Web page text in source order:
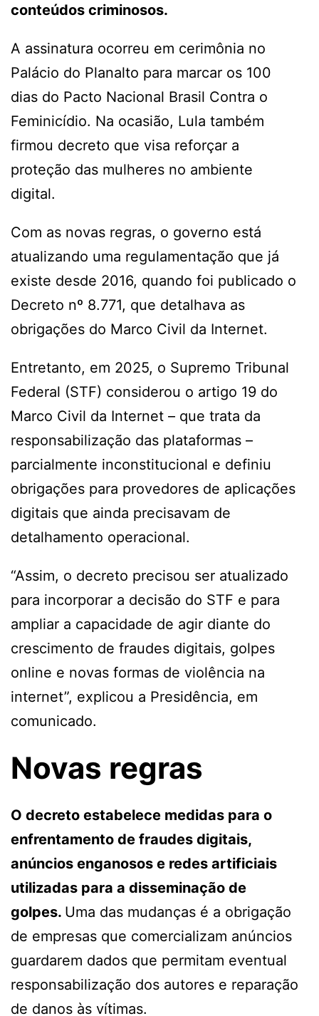
conteúdos criminosos.
A assinatura ocorreu em cerimônia no
Palácio do Planalto para marcar os 100
dias do Pacto Nacional Brasil Contra o
Feminicídio. Na ocasião, Lula também
firmou decreto que visa reforçar a
proteção das mulheres no ambiente
digital.
Com as novas regras, o governo está
atualizando uma regulamentação que já
existe desde 2016, quando foi publicado o
Decreto nº 8.771, que detalhava as
obrigações do Marco Civil da Internet.
Entretanto, em 2025, o Supremo Tribunal
Federal (STF) considerou o artigo 19 do
Marco Civil da Internet – que trata da
responsabilização das plataformas –
parcialmente inconstitucional e definiu
obrigações para provedores de aplicações
digitais que ainda precisavam de
detalhamento operacional.
“Assim, o decreto precisou ser atualizado
para incorporar a decisão do STF e para
ampliar a capacidade de agir diante do
crescimento de fraudes digitais, golpes
online e novas formas de violência na
internet”, explicou a Presidência, em
comunicado.
Novas regras
O decreto estabelece medidas para o
enfrentamento de fraudes digitais,
anúncios enganosos e redes artificiais
utilizadas para a disseminação de
golpes. Uma das mudanças é a obrigação
de empresas que comercializam anúncios
guardarem dados que permitam eventual
responsabilização dos autores e reparação
de danos às vítimas.